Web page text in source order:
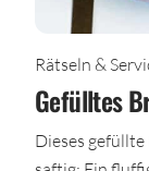
Rätseln &
Gefülltes
Dieses